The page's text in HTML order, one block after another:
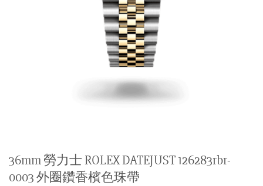
36mm 勞力士 ROLEX DATEJUST 126283rbr-
0003 外圈鑽香檳色珠帶